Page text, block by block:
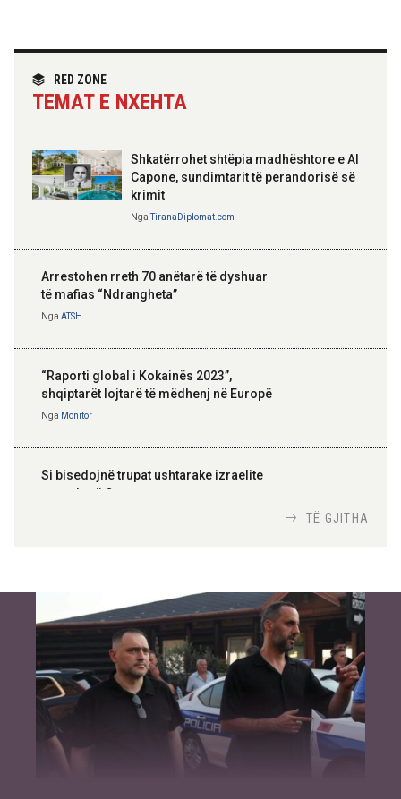
partneritetit strategjik
RED ZONE
TEMAT E NXEHTA
Shkatërrohet shtëpia madhështore e Al
Capone, sundimtarit të perandorisë së
krimit
NgaTiranaDiplomat.com
Arrestohen rreth 70 anëtarë të dyshuar
të mafias “Ndrangheta”
Nga ATSH
“Raporti global i Kokainës 2023”,
shqiptarët lojtarë të mëdhenj në Europë
Nga Monitor
Si bisedojnë trupat ushtarake izraelite
me robotët?
Or Shalom
TË GJITHA